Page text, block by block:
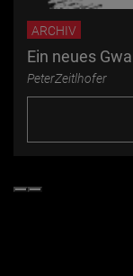
ARCHIV
Ein neues
PeterZeitlhofer